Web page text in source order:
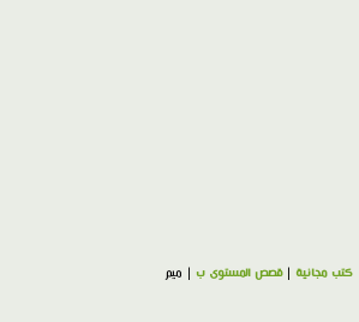
كتب مجانية |قصص المستوى ب | ميم